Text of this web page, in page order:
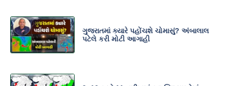
ગુજરાતમાં ક્યારે પહોંચશે ચોમાસું? અંબાલાલ
પટેલે કરી મોટી આગાહી